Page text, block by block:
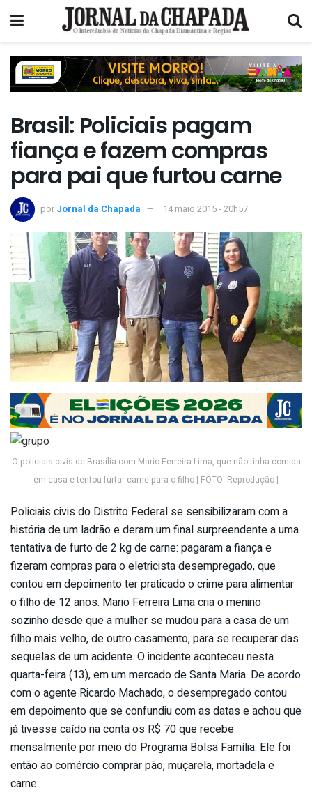
Brasil: Policiais pagam
fiança e fazem compras
para pai que furtou carne
por Jornal da Chapada 14 maio 2015 - 20h57
O policiais civis de Brasília com Mario Ferreira Lima, que não tinha comida
em casa e tentou furtar carne para o filho | FOTO: Reprodução |
Policiais civis do Distrito Federal se sensibilizaram com a
história de um ladrão e deram um final surpreendente a uma
tentativa de furto de 2 kg de carne: pagaram a fiança e
fizeram compras para o eletricista desempregado, que
contou em depoimento ter praticado o crime para alimentar
o filho de 12 anos. Mario Ferreira Lima cria o menino
sozinho desde que a mulher se mudou para a casa de um
filho mais velho, de outro casamento, para se recuperar das
sequelas de um acidente. O incidente aconteceu nesta
quarta-feira (13), em um mercado de Santa Maria. De acordo
com o agente Ricardo Machado, o desempregado contou
em depoimento que se confundiu com as datas e achou que
já tivesse caído na conta os R$ 70 que recebe
mensalmente por meio do Programa Bolsa Família. Ele foi
então ao comércio comprar pão, muçarela, mortadela e
carne.